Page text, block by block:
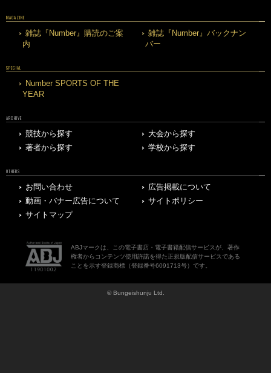
MAGAZINE
雑誌『Number』購読のご案
内
雑誌『Number』バックナン
バー
SPECIAL
Number SPORTS OF THE
YEAR
ARCHIVE
競技から探す
大会から探す
著者から探す
学校から探す
OTHERS
お問い合わせ
広告掲載について
動画・バナー広告について
サイトポリシー
サイトマップ
ABJマークは、この電子書店・電子書籍配信サービスが、著作
権者からコンテンツ使用許諾を得た正規版配信サービスである
ことを示す登録商標（登録番号6091713号）です。
© Bungeishunju Ltd.